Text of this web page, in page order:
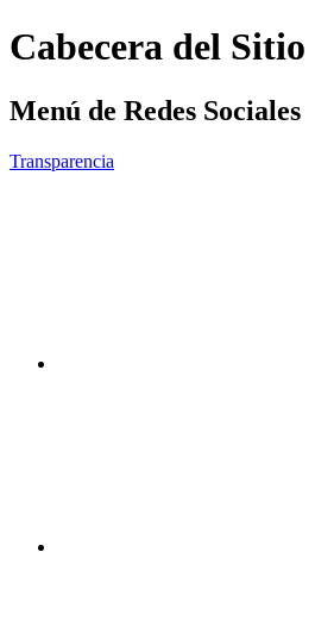
Cabecera del Sitio
Menú de Redes Sociales
Transparencia